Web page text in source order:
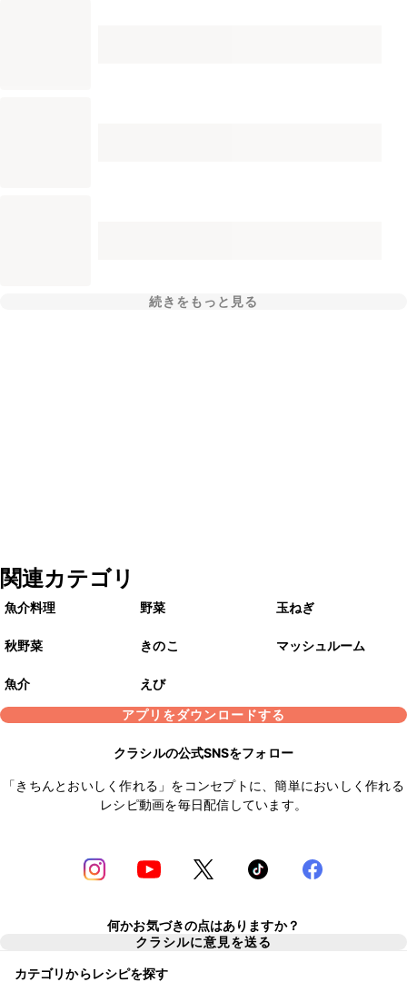
続きをもっと見る
関連カテゴリ
魚介料理 野菜 玉ねぎ
秋野菜 きのこ マッシュルーム
魚介
えび
アプリをダウンロードする
クラシルの公式SNSをフォロー
「きちんとおいしく作れる」をコンセプトに、簡単においしく作れる
レシピ動画を毎日配信しています。
何かお気づきの点はありますか？
クラシルに意見を送る
カテゴリからレシピを探す